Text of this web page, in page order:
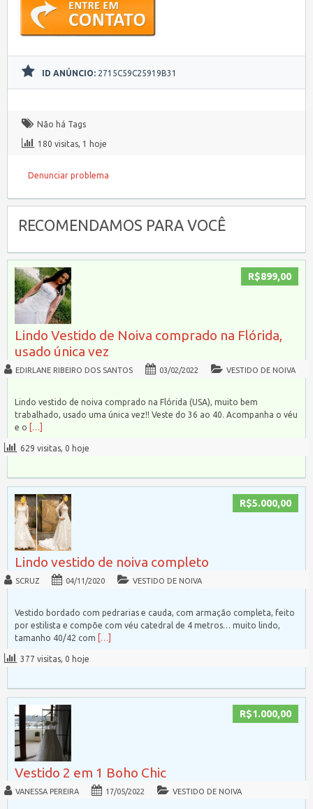
ID ANÚNCIO: 2715C59C25919B31
Não há Tags
180 visitas, 1 hoje
Denunciar problema
RECOMENDAMOS PARA VOCÊ
R$899,00
Lindo Vestido de Noiva comprado na Flórida,
usado única vez
EDIRLANE RIBEIRO DOS SANTOS 03/02/2022 VESTIDO DE NOIVA
Lindo vestido de noiva comprado na Flórida (USA), muito bem
trabalhado, usado uma única vez!! Veste do 36 ao 40. Acompanha o véu
e o
[…]
629 visitas, 0 hoje
R$5.000,00
Lindo vestido de noiva completo
SCRUZ 04/11/2020 VESTIDO DE NOIVA
Vestido bordado com pedrarias e cauda, com armação completa, feito
por estilista e compõe com véu catedral de 4 metros… muito lindo,
tamanho 40/42 com
[…]
377 visitas, 0 hoje
R$1.000,00
Vestido 2 em 1 Boho Chic
VANESSA PEREIRA 17/05/2022 VESTIDO DE NOIVA